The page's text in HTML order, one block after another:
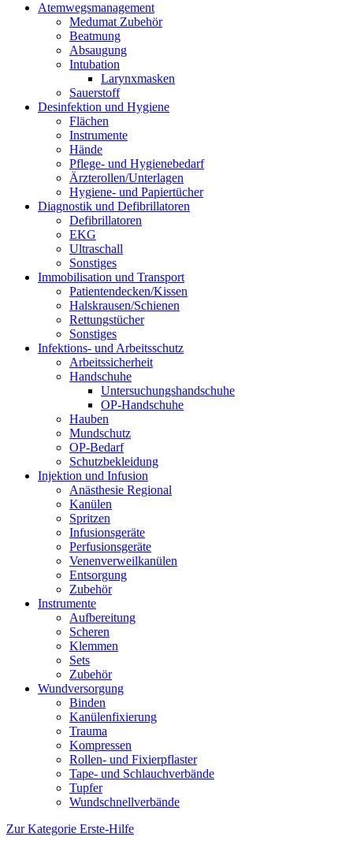
Atemwegsmanagement
Medumat Zubehör
Beatmung
Absaugung
Intubation
Larynxmasken
Sauerstoff
Desinfektion und Hygiene
Flächen
Instrumente
Hände
Pflege- und Hygienebedarf
Ärzterollen/Unterlagen
Hygiene- und Papiertücher
Diagnostik und Defibrillatoren
Defibrillatoren
EKG
Ultraschall
Sonstiges
Immobilisation und Transport
Patientendecken/Kissen
Halskrausen/Schienen
Rettungstücher
Sonstiges
Infektions- und Arbeitsschutz
Arbeitssicherheit
Handschuhe
Untersuchungshandschuhe
OP-Handschuhe
Hauben
Mundschutz
OP-Bedarf
Schutzbekleidung
Injektion und Infusion
Anästhesie Regional
Kanülen
Spritzen
Infusionsgeräte
Perfusionsgeräte
Venenverweilkanülen
Entsorgung
Zubehör
Instrumente
Aufbereitung
Scheren
Klemmen
Sets
Zubehör
Wundversorgung
Binden
Kanülenfixierung
Trauma
Kompressen
Rollen- und Fixierpflaster
Tape- und Schlauchverbände
Tupfer
Wundschnellverbände
Zur Kategorie Erste-Hilfe